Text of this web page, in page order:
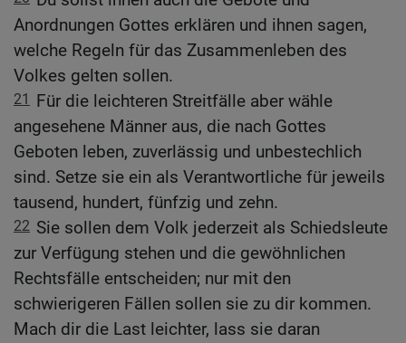
Anordnungen Gottes erklären und ihnen sagen,
welche Regeln für das Zusammenleben des
Volkes gelten sollen.
21
Für die leichteren Streitfälle aber wähle
angesehene Männer aus, die nach Gottes
Geboten leben, zuverlässig und unbestechlich
sind. Setze sie ein als Verantwortliche für jeweils
tausend, hundert, fünfzig und zehn.
22 Sie sollen dem Volk jederzeit als Schiedsleute
zur Verfügung stehen und die gewöhnlichen
Rechtsfälle entscheiden; nur mit den
schwierigeren Fällen sollen sie zu dir kommen.
Mach dir die Last leichter, lass sie daran